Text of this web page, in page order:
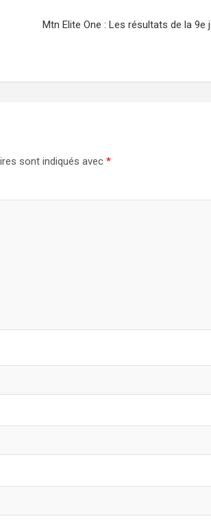
Mtn Elite One : Les résultats de la 9e
sont indiqués avec *